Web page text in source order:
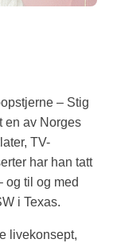
– Stig
en av Norges
TV-
har han tatt
og til og med
i Texas.
livekonsept,